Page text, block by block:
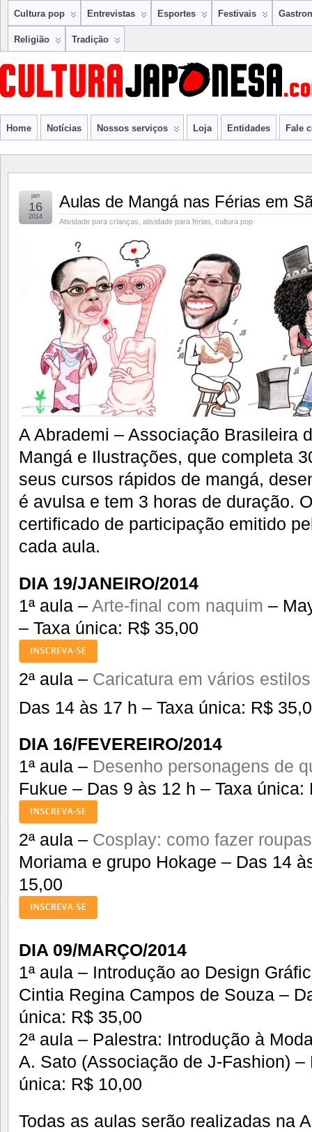
Cultura pop Entrevistas Esportes Festivais
Religião Tradição
Home Notícias Nossos serviços Loja Entidades Fale
Aulas de Mangá nas Férias em
Atividade para crianças atividade para férias cultura pop
jan
16
2014
A Abrademi – Associação Brasileira
Mangá e Ilustrações, que completa
seus cursos rápidos de mangá,
é avulsa e tem 3 horas de duração.
certificado de participação emitido
cada aula.
DIA 19/JANEIRO/2014
1ª aula – Arte-final com naquim –
– Taxa única: R$ 35,00
2ª aula – Caricatura em vários estilos
Das 14 às 17 h – Taxa única: R$
DIA 16/FEVEREIRO/2014
1ª aula – Desenho personagens de
Fukue – Das 9 às 12 h – Taxa única:
2ª aula – Cosplay: como fazer
Moriama e grupo Hokage – Das 14
15,00
DIA 09/MARÇO/2014
1ª aula – Introdução ao Design
Cintia Regina Campos de Souza –
única: R$ 35,00
2ª aula – Palestra: Introdução à
A. Sato (Associação de J-Fashion) –
única: R$ 10,00
Todas as aulas serão realizadas na